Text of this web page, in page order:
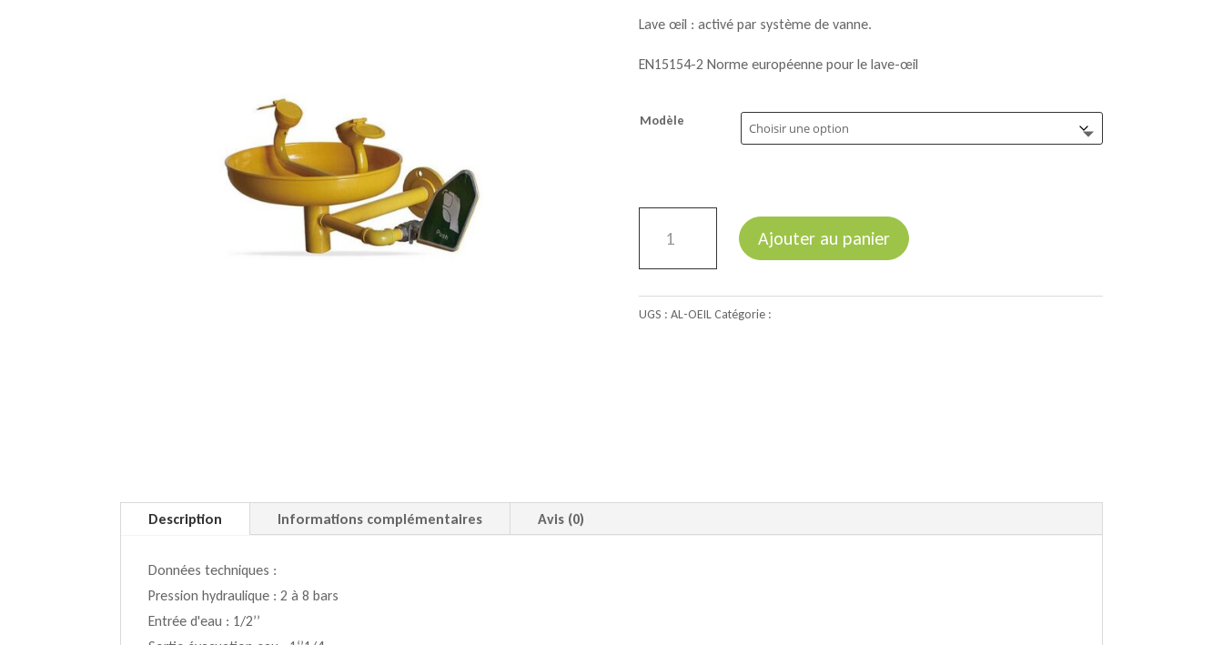
prix :
à
Lave œil : activé par système de vanne.
EN15154-2 Norme européenne pour le lave-œil
Modèle
Lave-
œil
de
Ajouter au panier
UGS : AL-OEILCatégorie :
Description Informations complémentaires Avis (0)
Données techniques :
Pression hydraulique : 2 à 8 bars
Entrée d'eau : 1/2’’